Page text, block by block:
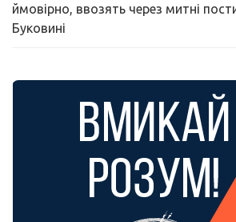
ймовірно, ввозять через митні
Буковині